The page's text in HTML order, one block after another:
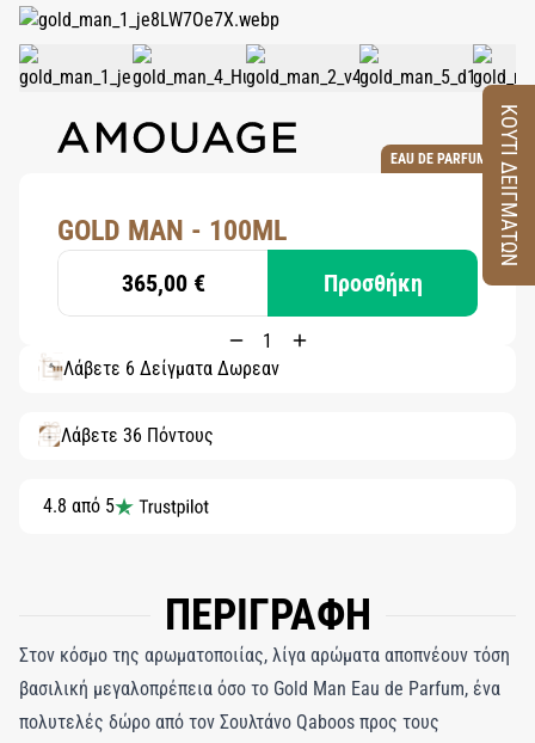
EAU DE PARFUM
GOLD MAN - 100ML
365,00 € Προσθήκη
Λάβετε 6 Δείγματα Δωρεάν
Λάβετε 36 Πόντους
4.8 από 5
ΠΕΡΙΓΡΑΦΗ
Στον κόσμο της αρωματοποιίας, λίγα αρώματα αποπνέουν τόση
βασιλική μεγαλοπρέπεια όσο το Gold Man Eau de Parfum, ένα
πολυτελές δώρο από τον Σουλτάνο Qaboos προς τους
ΚΟΥΤΙ ΔΕΙΓΜΑΤΩΝ